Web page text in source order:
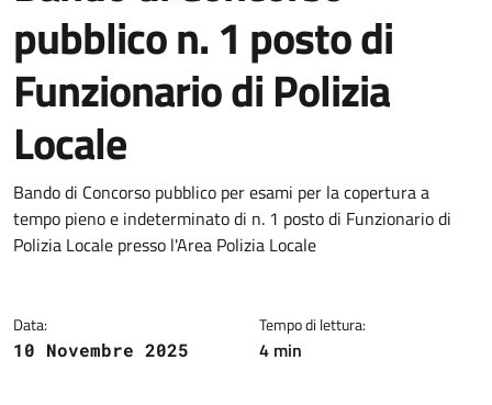
pubblico n. 1 posto di
Funzionario di Polizia
Locale
Dettagli della notizia
Bando di Concorso pubblico per esami per la copertura a
tempo pieno e indeterminato di n. 1 posto di Funzionario di
Polizia Locale presso l'Area Polizia Locale
Data:
10 Novembre 2025
Tempo di lettura:
4 min